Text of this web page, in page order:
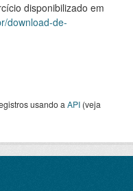
disponibilizado em
download-de-
usando a API (veja